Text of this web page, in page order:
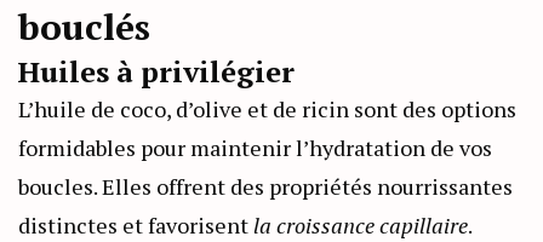
bouclés
Huiles à privilégier
L’huile de coco, d’olive et de ricin sont des options
formidables pour maintenir l’hydratation de vos
boucles. Elles offrent des propriétés nourrissantes
distinctes et favorisent la croissance capillaire.